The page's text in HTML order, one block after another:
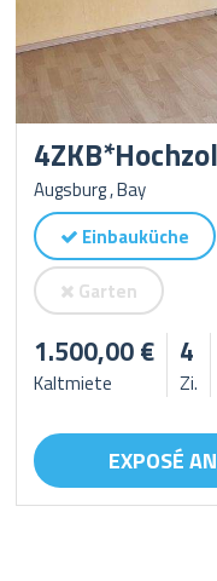
Augsburg , Bay
Einbauküche
Garten
1.500,00 €
Kaltmiete
4
Zi.
EXPOSÉ